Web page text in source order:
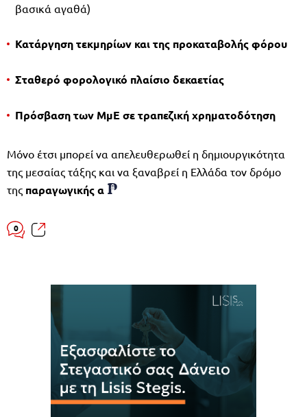
βασικά αγαθά)
Κατάργηση τεκμηρίων και της προκαταβολής φόρου
Σταθερό φορολογικό πλαίσιο δεκαετίας
Πρόσβαση των ΜμΕ σε τραπεζική χρηματοδότηση
Μόνο έτσι μπορεί να απελευθερωθεί η δημιουργικότητα
της μεσαίας τάξης και να ξαναβρεί η Ελλάδα τον δρόμο
της παραγωγικής α
0